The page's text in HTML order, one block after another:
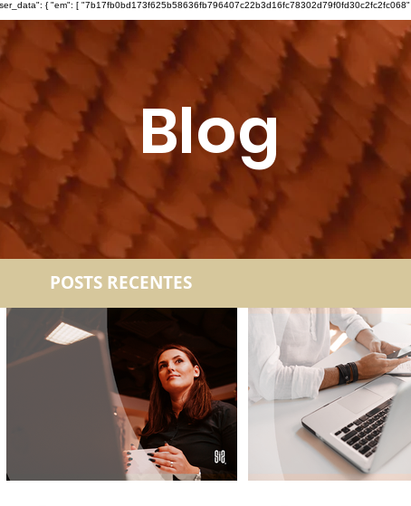
{ "em": [
Blog
POSTS RECENTES